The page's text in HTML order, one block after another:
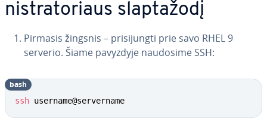
nist­ra­to­riaus slap­ta­žo­dį
Pirmasis žingsnis – pri­si­jung­ti prie savo RHEL 9
serverio. Šiame pavyzdyje naudosime SSH:
ssh username@servername
bash